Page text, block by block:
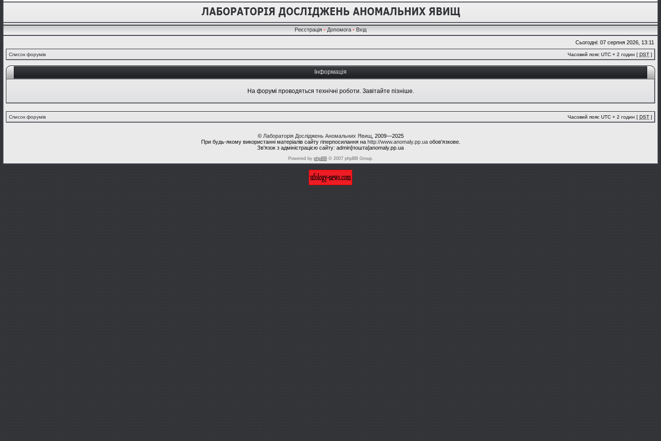
Реєстрація • Допомога • Вхід
Сьогодні: 07 серпня 2026, 13:11
Список форумів Часовий пояс UTC + 2 годин [ DST ]
Інформація
На форумі проводяться технічні роботи. Завітайте пізніше.
Список форумів Часовий пояс UTC + 2 годин [ DST ]
© Лабораторія Досліджень Аномальних Явищ , 2009—2025
При будь-якому використанні матеріалів сайту гіперпосилання на http://www.anomaly.pp.uaобов'язкове.
Зв'язок з адміністрацією сайту: admin[пошта]anomaly.pp.ua
Powered by phpBB© 2007 phpBB Group.